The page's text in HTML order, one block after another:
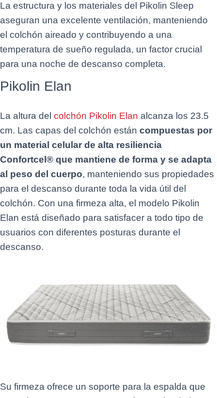
La estructura y los materiales del Pikolin Sleep
aseguran una excelente ventilación, manteniendo
el colchón aireado y contribuyendo a una
temperatura de sueño regulada, un factor crucial
para una noche de descanso completa.
Pikolin Elan
La altura del colchón Pikolin Elan alcanza los 23.5
cm. Las capas del colchón están compuestas por
un material celular de alta resiliencia
Confortcel® que mantiene de forma y se adapta
al peso del cuerpo, manteniendo sus propiedades
para el descanso durante toda la vida útil del
colchón. Con una firmeza alta, el modelo Pikolin
Elan está diseñado para satisfacer a todo tipo de
usuarios con diferentes posturas durante el
descanso.
Su firmeza ofrece un soporte para la espalda que